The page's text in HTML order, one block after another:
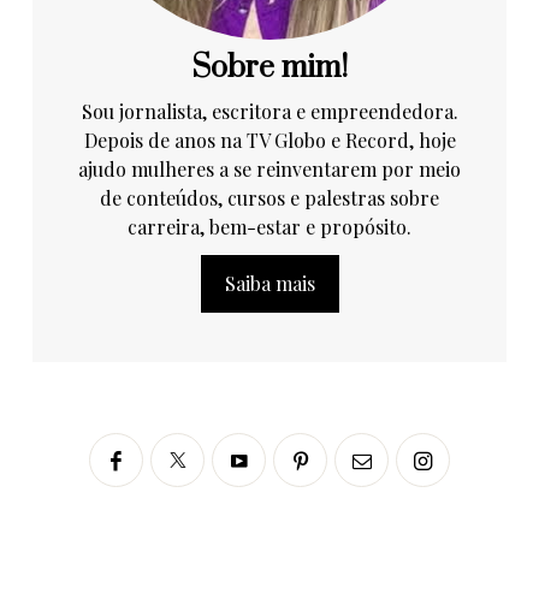
Sobre mim!
Sou jornalista, escritora e empreendedora.
Depois de anos na TV Globo e Record, hoje
ajudo mulheres a se reinventarem por meio
de conteúdos, cursos e palestras sobre
carreira, bem-estar e propósito.
Saiba mais